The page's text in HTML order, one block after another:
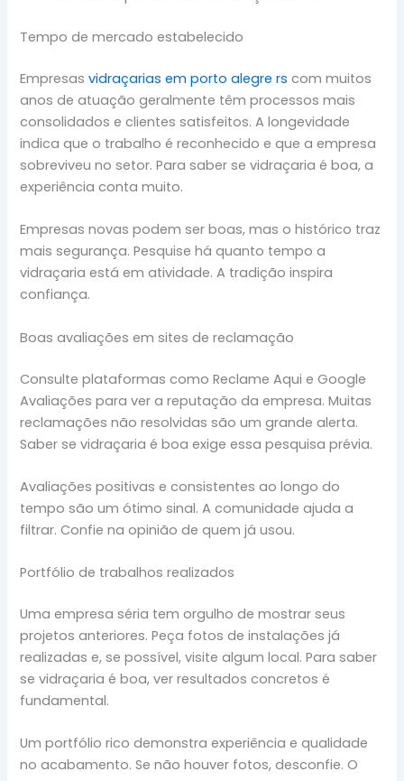
Tempo de mercado estabelecido
Empresasvidraçarias em porto alegre rs com muitos
anos de atuação geralmente têm processos mais
consolidados e clientes satisfeitos. A longevidade
indica que o trabalho é reconhecido e que a empresa
sobreviveu no setor. Para saber se vidraçaria é boa, a
experiência conta muito.
Empresas novas podem ser boas, mas o histórico traz
mais segurança. Pesquise há quanto tempo a
vidraçaria está em atividade. A tradição inspira
confiança.
Boas avaliações em sites de reclamação
Consulte plataformas como Reclame Aqui e Google
Avaliações para ver a reputação da empresa. Muitas
reclamações não resolvidas são um grande alerta.
Saber se vidraçaria é boa exige essa pesquisa prévia.
Avaliações positivas e consistentes ao longo do
tempo são um ótimo sinal. A comunidade ajuda a
filtrar. Confie na opinião de quem já usou.
Portfólio de trabalhos realizados
Uma empresa séria tem orgulho de mostrar seus
projetos anteriores. Peça fotos de instalações já
realizadas e, se possível, visite algum local. Para saber
se vidraçaria é boa, ver resultados concretos é
fundamental.
Um portfólio rico demonstra experiência e qualidade
no acabamento. Se não houver fotos, desconfie. O